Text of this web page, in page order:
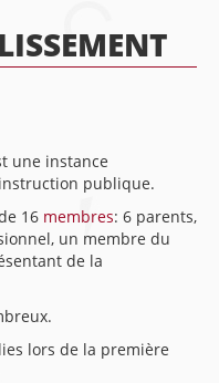
une instance
publique.
16 membres: 6 parents,
un membre du
de la
lors de la première